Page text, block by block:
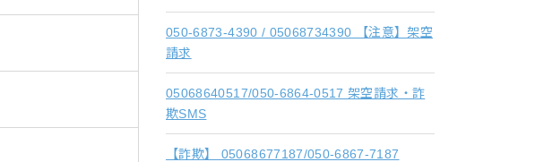
050-6873-4390 / 05068734390 【注意】架空
請求
05068640517/050-6864-0517 架空請求・詐
欺SMS
【詐欺】 05068677187/050-6867-7187